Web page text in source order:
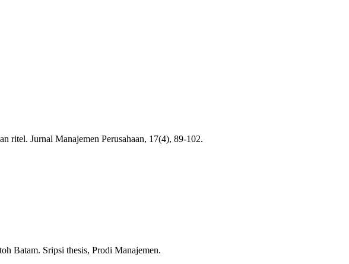
ritel. Jurnal Manajemen Perusahaan, 17(4), 89-102.
Batam. Sripsi thesis, Prodi Manajemen.